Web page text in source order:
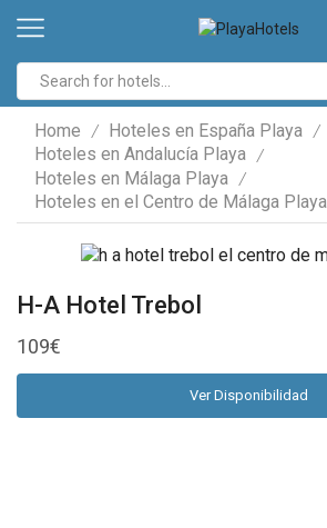
input
Home / Hoteles en España Playa /
Hoteles en Andalucía Playa /
Hoteles en Málaga Playa /
Hoteles en el Centro de Málaga Playa
H-A Hotel Trebol
109€
Ver Disponibilidad